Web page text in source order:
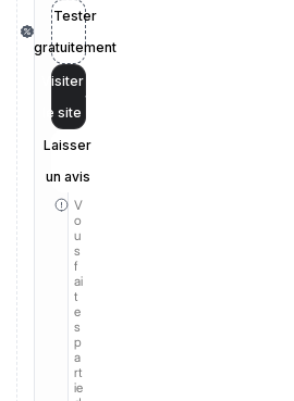
Tester
gratuitement
Visiter
le site
Laisser
un avis
V
o
u
s
f
ai
t
e
s
p
a
rt
ie